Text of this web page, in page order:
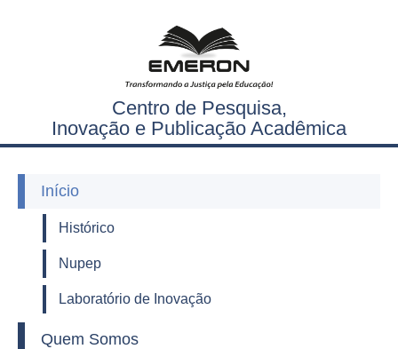
Centro de Pesquisa,
Inovação e Publicação Acadêmica
Início
Histórico
Nupep
Laboratório de Inovação
Quem Somos